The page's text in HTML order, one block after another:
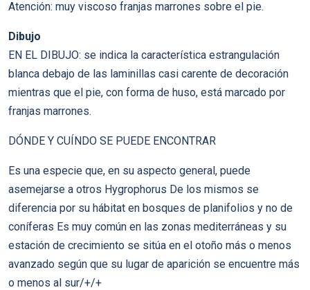
Atención: muy viscoso franjas marrones sobre el pie.
Dibujo
EN EL DIBUJO: se indica la característica estrangulación
blanca debajo de las laminillas casi carente de decoración
mientras que el pie, con forma de huso, está marcado por
franjas marrones.
DÓNDE Y CUÍNDO SE PUEDE ENCONTRAR
Es una especie que, en su aspecto general, puede
asemejarse a otros Hygrophorus De los mismos se
diferencia por su hábitat en bosques de planifolios y no de
coníferas Es muy común en las zonas mediterráneas y su
estación de crecimiento se sitúa en el otoño más o menos
avanzado según que su lugar de aparición se encuentre más
o menos al sur/+/+